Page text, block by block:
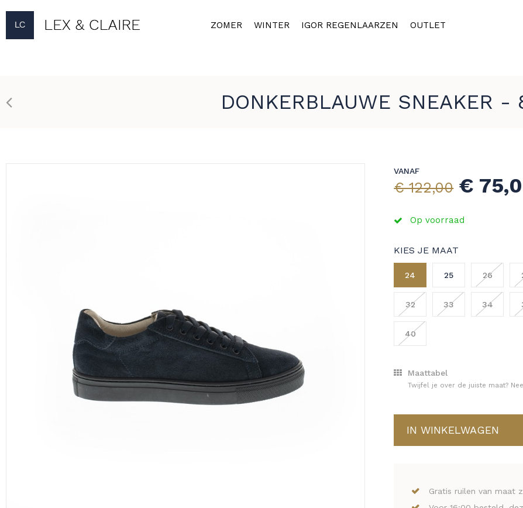
ZOMER WINTER IGOR REGENLAARZEN OUTLET
DONKERBLAUWE SNEAKER -
VANAF
€ 122,00 €
Op voorraad
KIES JE MAAT
24 25 26
32 33 34
40
Maattabel
Twijfel je over de juiste maat?
IN WINKELWAGEN
Gratis ruilen van maat